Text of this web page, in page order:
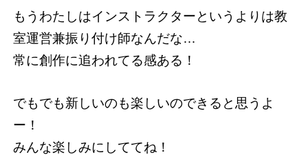
もうわたしはインストラクターというよりは教
室運営兼振り付け師なんだな…
常に創作に追われてる感ある！
でもでも新しいのも楽しいのできると思うよ
ー！
みんな楽しみにしててね！